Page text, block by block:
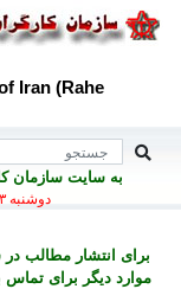
Iran (Rahe
به سايت سازمان
دوشنبه ۱۳ مرداد ۱۳۹۹ برابر با ۰۳ اگوست ۲۰۲۰
برای انتشار مطالب
موارد ديگر برای